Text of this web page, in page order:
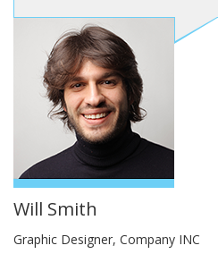
Will Smith
Graphic Designer, Company INC